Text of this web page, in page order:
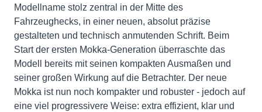
Modellname stolz zentral in der Mitte des
Fahrzeughecks, in einer neuen, absolut präzise
gestalteten und technisch anmutenden Schrift. Beim
Start der ersten Mokka-Generation überraschte das
Modell bereits mit seinen kompakten Ausmaßen und
seiner großen Wirkung auf die Betrachter. Der neue
Mokka ist nun noch kompakter und robuster - jedoch auf
eine viel progressivere Weise: extra effizient, klar und